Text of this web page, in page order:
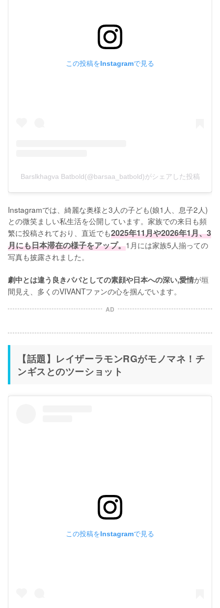
この投稿をInstagramで見る
Barslkhagva Batbold(@barsaa_batbold)がシェアした投稿
Instagramでは、綺麗な奥様と3人の子ども(娘1人、息子2人)
との微笑ましい私生活を公開しています。家族での来日も頻
繁に投稿されており、直近でも2025年11月や2026年1月、3
月にも日本滞在の様子をアップ。1月には家族5人揃っての
写真も披露されました。
劇中とは違う良きパパとしての素顔や日本への深い,愛情が垣
間見え、多くのVIVANTファンの心を掴んでいます。
AD
【話題】レイザーラモンRGがモノマネ！チ
ンギスとのツーショット
この投稿をInstagramで見る